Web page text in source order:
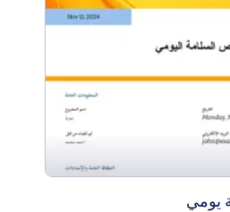
مستلزمات مكتبك اليوم مع
يومي